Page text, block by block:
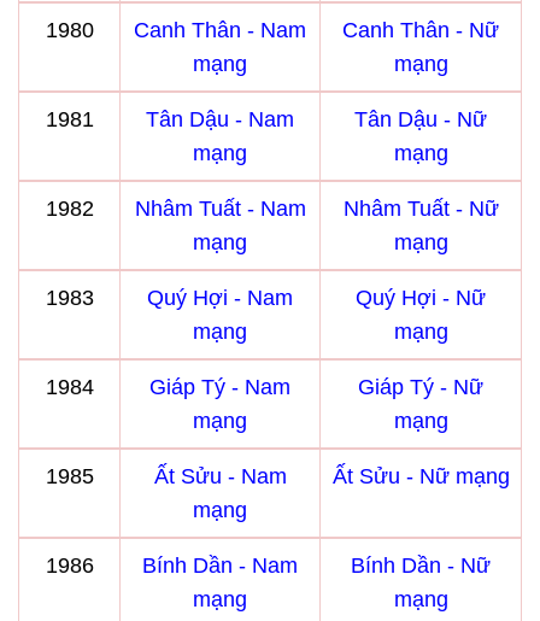
1980
Canh Thân - Nam
mạng
Canh Thân - Nữ
mạng
1981
Tân Dậu - Nam
mạng
Tân Dậu - Nữ
mạng
1982
Nhâm Tuất - Nam
mạng
Nhâm Tuất - Nữ
mạng
1983
Quý Hợi - Nam
mạng
Quý Hợi - Nữ
mạng
1984
Giáp Tý - Nam
mạng
Giáp Tý - Nữ
mạng
1985
Ất Sửu - Nam
mạng
Ất Sửu - Nữ mạng
1986
Bính Dần - Nam
mạng
Bính Dần - Nữ
mạng